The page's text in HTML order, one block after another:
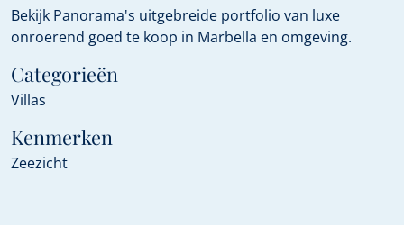
Bekijk Panorama's uitgebreide portfolio van luxe
onroerend goed te koop in Marbella en omgeving.
Categorieën
Villas
Kenmerken
Zeezicht